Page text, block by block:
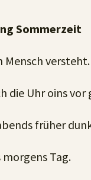
Sommerzeit
Mensch versteht.
die Uhr oins vor
früher
morgens Tag.